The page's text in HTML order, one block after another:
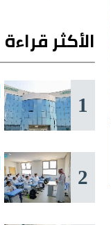
الأكثر قراءة
1
2